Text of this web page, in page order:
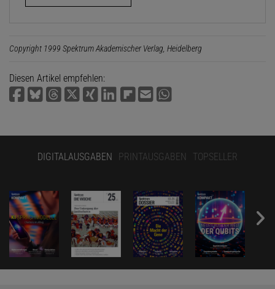
Copyright 1999 Spektrum Akademischer Verlag, Heidelberg
Diesen Artikel empfehlen:
DIGITALAUSGABEN PRINTAUSGABEN TOPSELLER